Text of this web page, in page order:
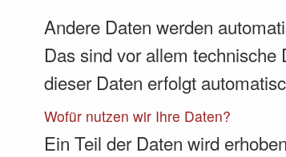
Andere Daten werden
Das sind vor allem
dieser Daten erfolgt
Wofür nutzen wir Ihre Daten?
Ein Teil der Daten wird